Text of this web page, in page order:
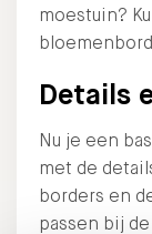
moestuin?
Details
Nu je een
met de
borders en
passen bij